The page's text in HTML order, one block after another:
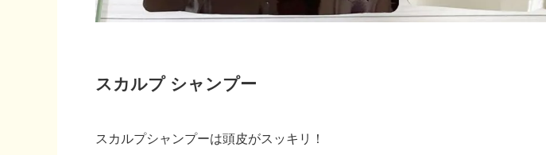
スカルプ シャンプー
スカルプシャンプーは頭皮がスッキリ！